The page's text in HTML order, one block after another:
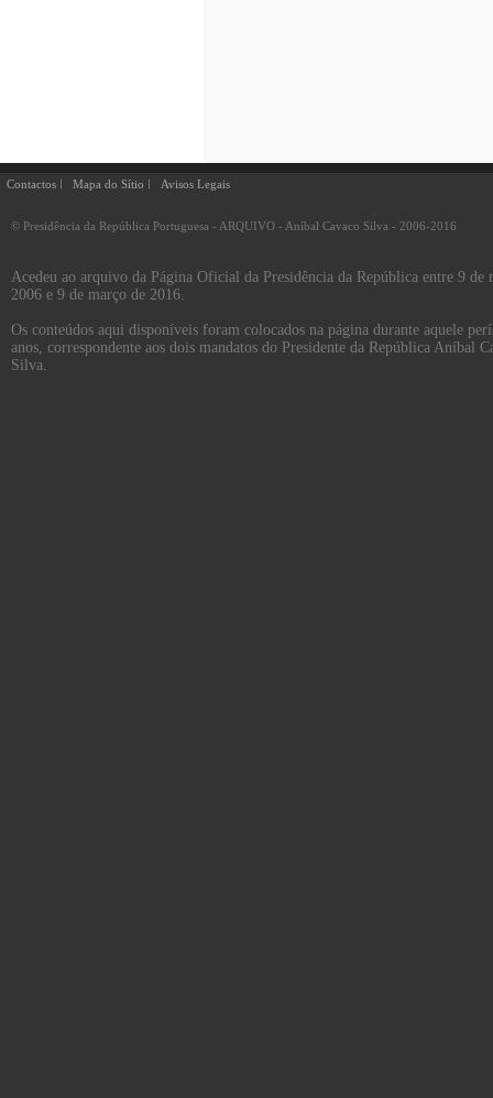
Contactos Mapa do Sítio Avisos Legais
© Presidência da República Portuguesa - ARQUIVO - Aníbal Cavaco Silva - 2006-2016
Acedeu ao arquivo da Página Oficial da Presidência da República entre 9 de
2006 e 9 de março de 2016.
Os conteúdos aqui disponíveis foram colocados na página durante aquele
anos, correspondente aos dois mandatos do Presidente da República Aníbal
Silva.